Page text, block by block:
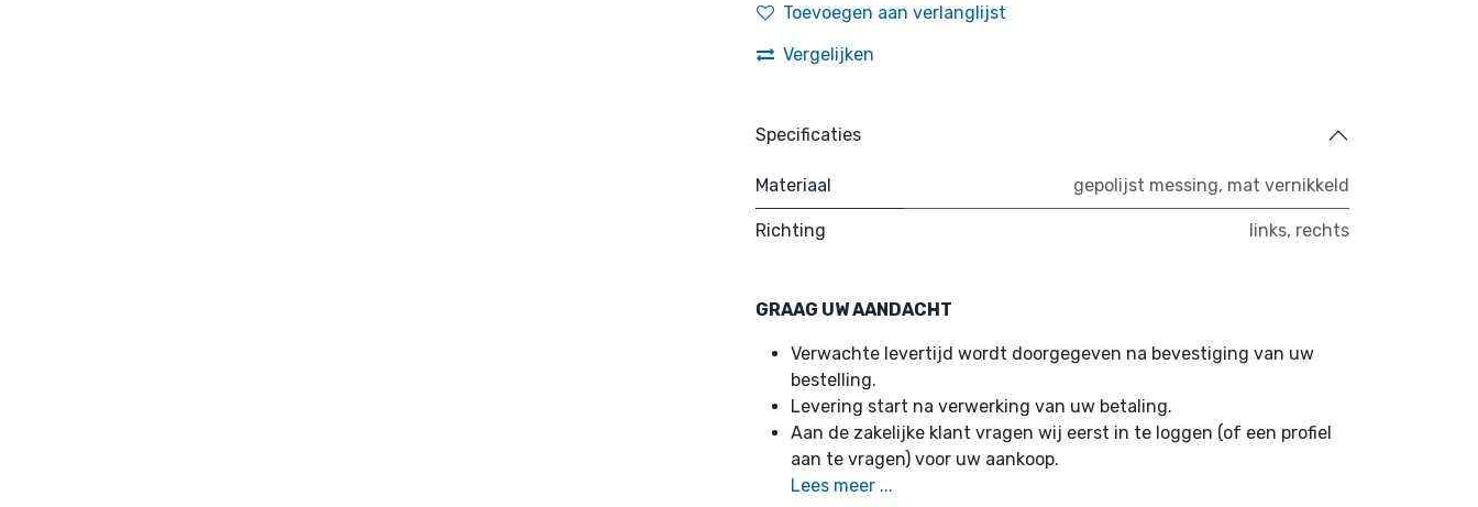
Toevoegen aan verlanglijst
Vergelijken
Specificaties
Materiaal gepolijst messing, mat vernikkeld
Richting links, rechts
GRAAG UW AANDACHT
Verwachte levertijd wordt doorgegeven na bevestiging van uw
bestelling.
Levering start na verwerking van uw betaling.
Aan de zakelijke klant vragen wij eerst in te loggen (of een profiel
aan te vragen) voor uw aankoop.
Lees meer ...